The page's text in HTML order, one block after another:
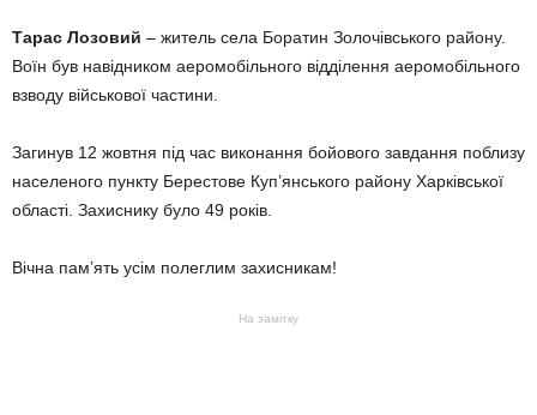
Тарас Лозовий – житель села Боратин Золочівського району.
Воїн був навідником аеромобільного відділення аеромобільного
взводу військової частини.
Загинув 12 жовтня під час виконання бойового завдання поблизу
населеного пункту Берестове Куп’янського району Харківської
області. Захиснику було 49 років.
Вічна памʼять усім полеглим захисникам!
На замітку